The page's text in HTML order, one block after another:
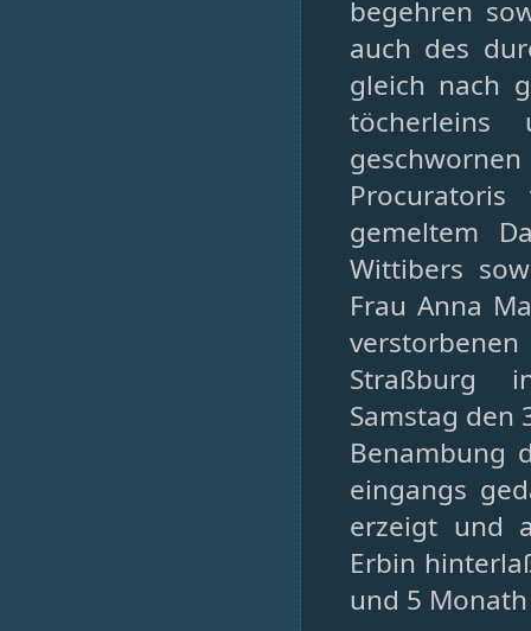
begehren
auch des
gleich nach
gemeltem
Wittibers
Frau Anna
verstorbenen
Straßburg
Samstag den
Benambung
eingangs
erzeigt und
Erbin
und 5